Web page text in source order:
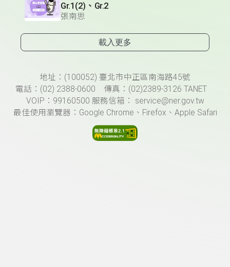
Gr.1(2)、Gr.2
張南思
載入更多
頁尾資訊地址：(100052) 臺北市中正區南海路45號
電話：(02) 2388-0600 傳真：(02)2389-3126 TANET
VOIP：99160500 服務信箱： service@ner.gov.tw
最佳使用瀏覽器：Google Chrome、Firefox、Apple Safari